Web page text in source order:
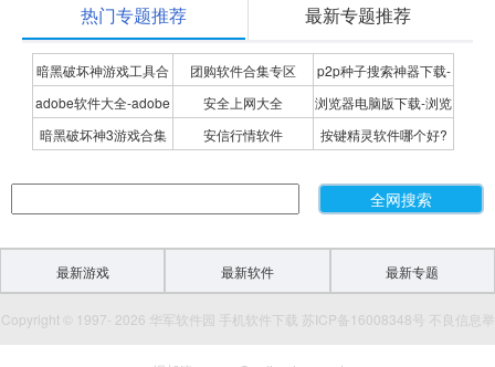
热门专题推荐 最新专题推荐
暗黑破坏神游戏工具合
集
团购软件合集专区
p2p种子搜索神器下载-
P2P种子搜索神器专题
adobe软件大全-adobe
全系列软件下载-adobe
安全上网大全
浏览器电脑版下载-浏览
器下载合集
暗黑破坏神3游戏合集 安信行情软件
按键精灵软件哪个好?
最新游戏 最新软件 最新专题
Copyright © 1997- 2026 华军软件园 手机软件下载 苏ICP备16008348号 不良信息举